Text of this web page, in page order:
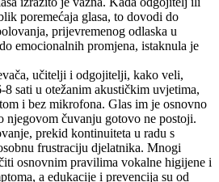
poremećaja glasa, to dovodi do
prijevremenog odlaska u
emocionalnih promjena, istaknula je
učitelji i odgojitelji, kako veli,
8 sati u otežanim akustičkim uvjetima,
i bez mikrofona. Glas im je osnovno
njegovom čuvanju gotovo ne postoji.
prekid kontinuiteta u radu s
frustraciju djelatnika. Mnogi
osnovnim pravilima vokalne higijene i
a edukacije i prevencija su od